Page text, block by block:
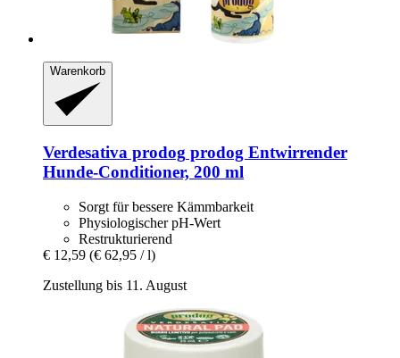
Warenkorb
Verdesativa prodog prodog Entwirrender
Hunde-​Conditioner, 200 ml
Sorgt für bessere Kämmbarkeit
Physiologischer pH-Wert
Restrukturierend
€ 12,59 (€ 62,95 / l)
Zustellung bis 11. August